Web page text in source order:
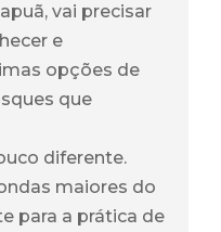
vai precisar
e
opções de
que
diferente.
maiores do
para a prática de